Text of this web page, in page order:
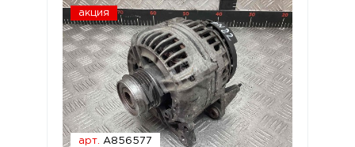
акция
арт. A856577